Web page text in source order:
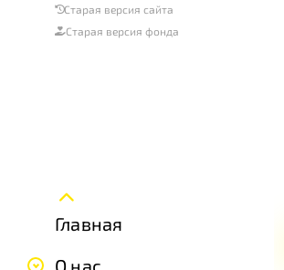
Старая версия сайта
Старая версия фонда
Главная
О нас